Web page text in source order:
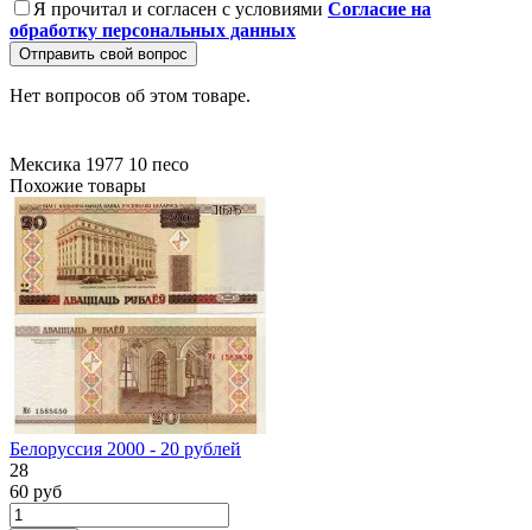
Я прочитал и согласен с условиями Согласие на
обработку персональных данных
Отправить свой вопрос
Нет вопросов об этом товаре.
Мексика 1977 10 песо
Похожие товары
Белоруссия 2000 - 20 рублей
28
60 руб